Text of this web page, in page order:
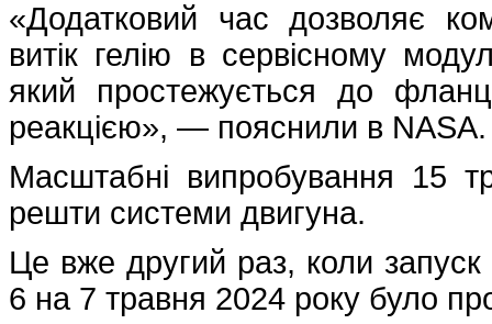
«Додатковий час дозволяє
витік гелію в сервісному
який простежується до
реакцією», — пояснили в NASA.
Масштабні випробування 15
решти системи двигуна.
Це вже другий раз, коли запуск
6 на 7 травня 2024 року було